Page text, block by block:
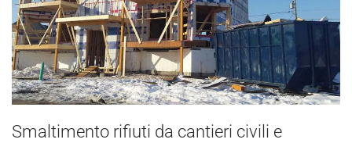
Smaltimento rifiuti da cantieri civili e